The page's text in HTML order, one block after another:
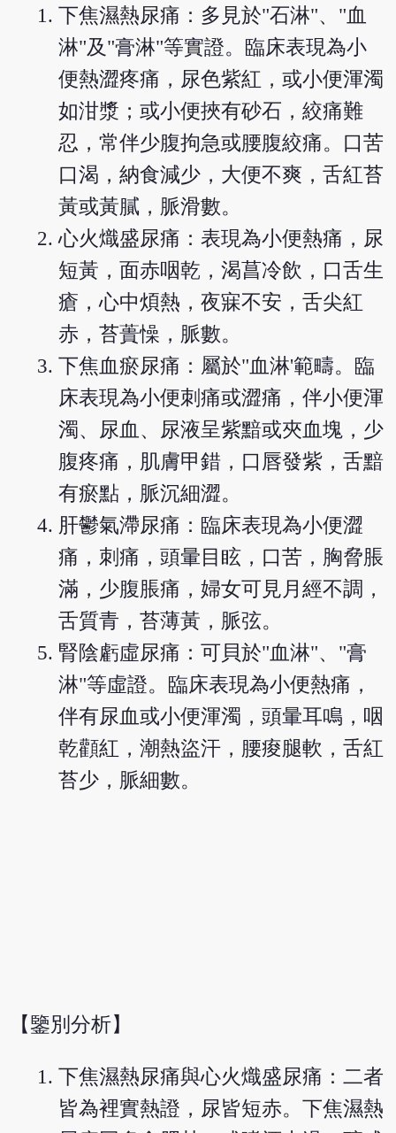
下焦濕熱尿痛：多見於"石淋"、"血
淋"及"膏淋"等實證。臨床表現為小
便熱澀疼痛，尿色紫紅，或小便渾濁
如泔漿；或小便挾有砂石，絞痛難
忍，常伴少腹拘急或腰腹絞痛。口苦
口渴，納食減少，大便不爽，舌紅苔
黃或黃膩，脈滑數。
心火熾盛尿痛：表現為小便熱痛，尿
短黃，面赤咽乾，渴菖冷飲，口舌生
瘡，心中煩熱，夜寐不安，舌尖紅
赤，苔蕢懆，脈數。
下焦血瘀尿痛：屬於"血淋'範疇。臨
床表現為小便刺痛或澀痛，伴小便渾
濁、尿血、尿液呈紫黯或夾血塊，少
腹疼痛，肌膚甲錯，口唇發紫，舌黯
有瘀點，脈沉細澀。
肝鬱氣滯尿痛：臨床表現為小便澀
痛，刺痛，頭暈目眩，口苦，胸脅脹
滿，少腹脹痛，婦女可見月經不調，
舌質青，苔薄黃，脈弦。
腎陰虧虛尿痛：可貝於"血淋"、"膏
淋"等虛證。臨床表現為小便熱痛，
伴有尿血或小便渾濁，頭暈耳鳴，咽
乾顴紅，潮熱盜汗，腰痠腿軟，舌紅
苔少，脈細數。
【鑒別分析】
下焦濕熱尿痛與心火熾盛尿痛：二者
皆為裡實熱證，尿皆短赤。下焦濕熱